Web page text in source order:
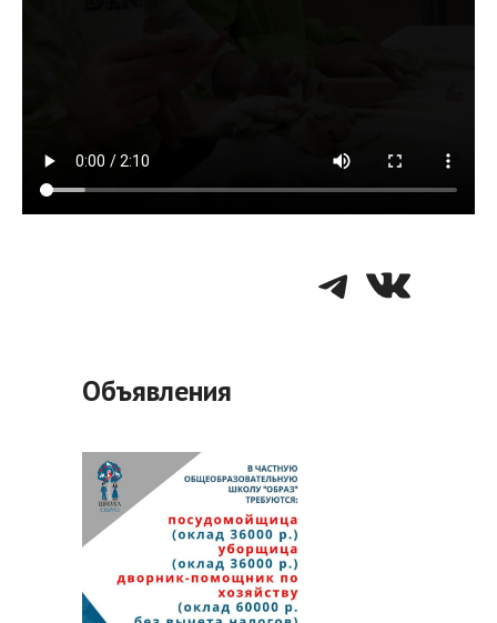
VK
Объявления